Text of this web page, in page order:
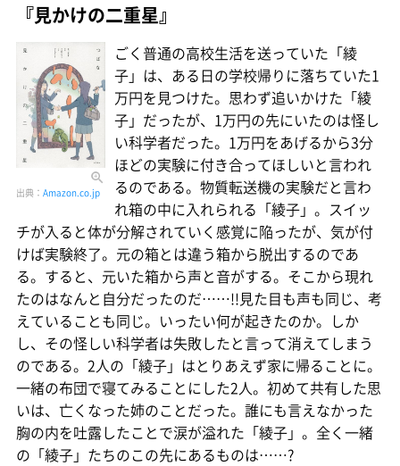
『見かけの二重星』
出典： Amazon.co.jp
ごく普通の高校生活を送っていた「綾
子」は、ある日の学校帰りに落ちていた1
万円を見つけた。思わず追いかけた「綾
子」だったが、1万円の先にいたのは怪し
い科学者だった。1万円をあげるから3分
ほどの実験に付き合ってほしいと言われ
るのである。物質転送機の実験だと言わ
れ箱の中に入れられる「綾子」。スイッ
チが入ると体が分解されていく感覚に陥ったが、気が付
けば実験終了。元の箱とは違う箱から脱出するのであ
る。すると、元いた箱から声と音がする。そこから現れ
たのはなんと自分だったのだ……!!見た目も声も同じ、考
えていることも同じ。いったい何が起きたのか。しか
し、その怪しい科学者は失敗したと言って消えてしまう
のである。2人の「綾子」はとりあえず家に帰ることに。
一緒の布団で寝てみることにした2人。初めて共有した思
いは、亡くなった姉のことだった。誰にも言えなかった
胸の内を吐露したことで涙が溢れた「綾子」。全く一緒
の「綾子」たちのこの先にあるものは……?